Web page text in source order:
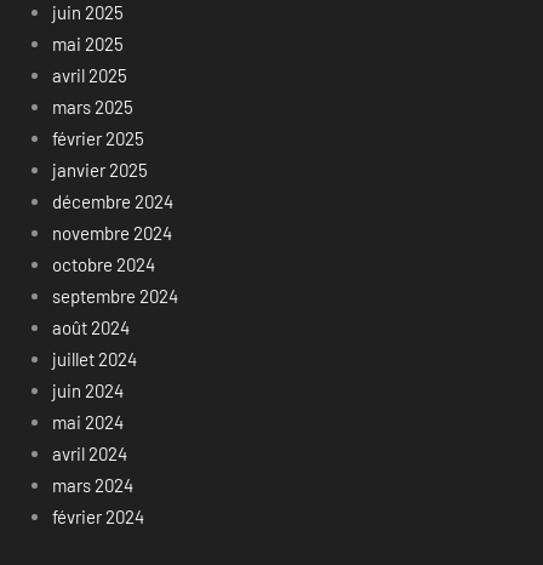
juin 2025
mai 2025
avril 2025
mars 2025
février 2025
janvier 2025
décembre 2024
novembre 2024
octobre 2024
septembre 2024
août 2024
juillet 2024
juin 2024
mai 2024
avril 2024
mars 2024
février 2024